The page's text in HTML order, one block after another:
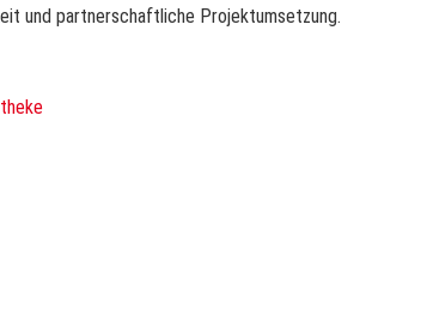
und partnerschaftliche Projektumsetzung.